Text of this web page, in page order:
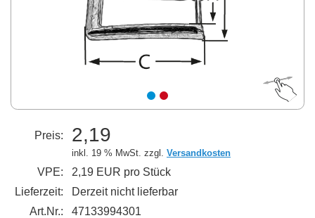
Preis: 2,19
inkl. 19 % MwSt. zzgl. Versandkosten
VPE:
2,19 EUR pro Stück
Lieferzeit:
Derzeit nicht lieferbar
Art.Nr.:
47133994301